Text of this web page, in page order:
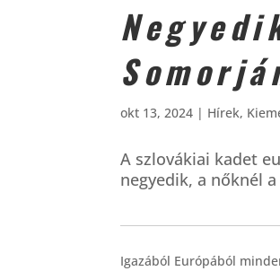
okt 13, 2024 | Hírek,
A szlovákiai kadet
negyedik, a nőknél
Igazából Európából